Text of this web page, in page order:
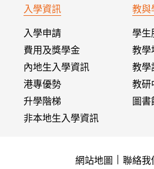
入學資訊
入學申請
費用及獎學金
內地生入學資訊
港專優勢
升學階梯
非本地生入學資訊
教與
學生
教學
教學
教研
圖書
網站地圖 聯絡我